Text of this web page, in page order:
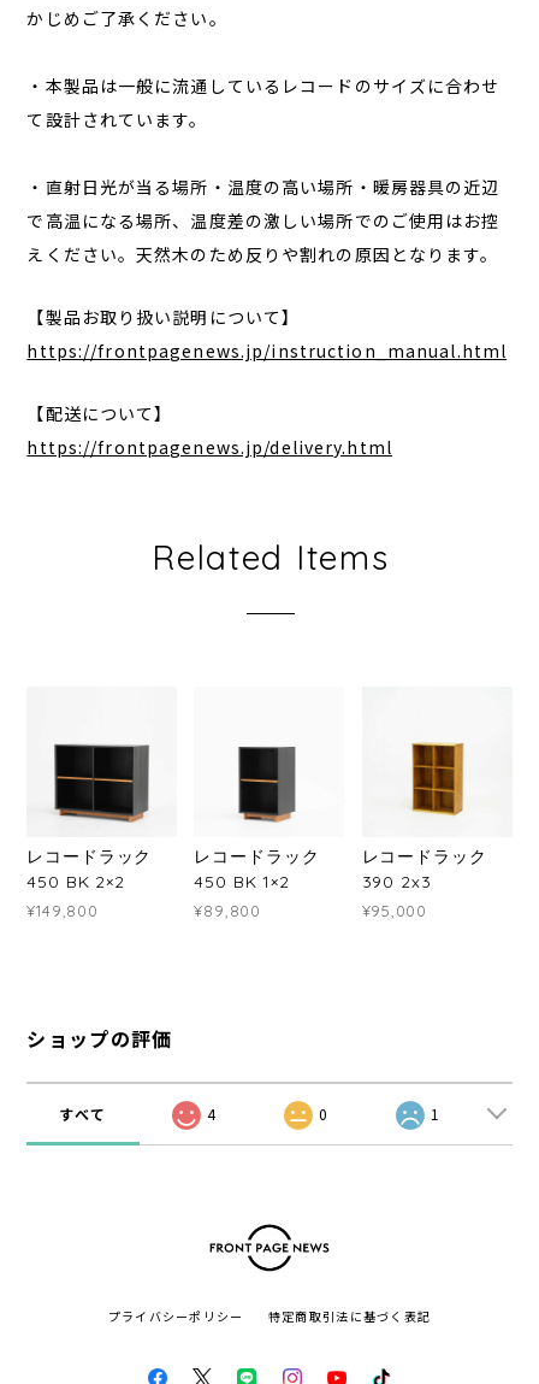
かじめご了承ください。
・本製品は一般に流通しているレコードのサイズに合わせ
て設計されています。
・直射日光が当る場所・温度の高い場所・暖房器具の近辺
で高温になる場所、温度差の激しい場所でのご使用はお控
えください。天然木のため反りや割れの原因となります。
【製品お取り扱い説明について】
https://frontpagenews.jp/instruction_manual.html
【配送について】
https://frontpagenews.jp/delivery.html
Related Items
レコードラック
450 BK 2×2
¥149,800
レコードラック
450 BK 1×2
¥89,800
レコードラック
390 2x3
¥95,000
ショップの評価
すべて 4 0 1
プライバシーポリシー 特定商取引法に基づく表記